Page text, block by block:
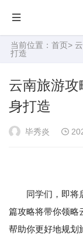
当前位置： 首页>
打造
云南旅游
身打造
毕秀炎
同学们，即将
篇攻略将带你领略
帮助你更好地规划